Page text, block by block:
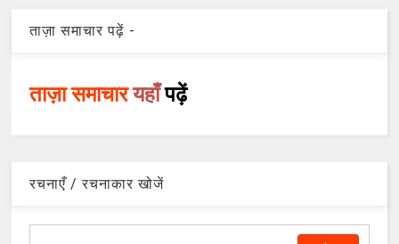
ताज़ा समाचार पढ़ें -
ताज़ा समाचारयहाँपढ़ें
रचनाएँ / रचनाकार खोजें